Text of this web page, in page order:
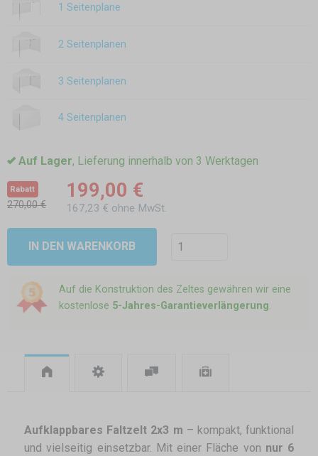
1 Seitenplane
2 Seitenplanen
3 Seitenplanen
4 Seitenplanen
Auf Lager, Lieferung innerhalb von 3 Werktagen
Rabatt
270,00 €
199,00 €
167,23 € ohne MwSt.
IN DEN WARENKORB
Auf die Konstruktion des Zeltes gewähren wir eine
kostenlose 5-Jahres-Garantieverlängerung.
Aufklappbares Faltzelt 2x3 m – kompakt, funktional
und vielseitig einsetzbar. Mit einer Fläche von nur 6